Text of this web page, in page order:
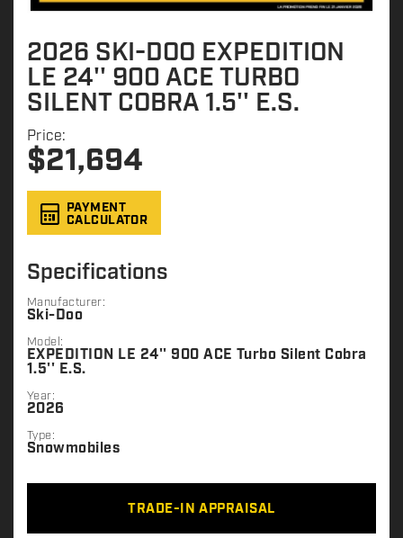
2026 SKI-DOO EXPEDITION
LE 24'' 900 ACE TURBO
SILENT COBRA 1.5'' E.S.
Price:
$21,694
PAYMENT
CALCULATOR
Specifications
Manufacturer:
Ski-Doo
Model:
EXPEDITION LE 24'' 900 ACE Turbo Silent Cobra
1.5'' E.S.
Year:
2026
Type:
Snowmobiles
TRADE-IN APPRAISAL